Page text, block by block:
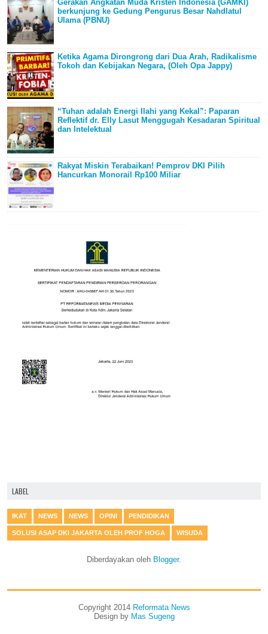
Gerakan Angkatan Muda Kristen Indonesia (GAMKI)
berkunjung ke Gedung Pengurus Besar Nahdlatul
Ulama (PBNU)
Ketika Agama Dirongrong dari Dua Arah, Radikalisme
Tokoh dan Kebijakan Negara, (Oleh Opa Jappy)
“Tuhan adalah Energi Ilahi yang Kekal”: Paparan
Reflektif dr. Elly Lasut Menggugah Kesadaran Spiritual
dan Intelektual
Rakyat Miskin Terabaikan! Pemprov DKI Pilih
Hancurkan Monorail Rp100 Miliar
LABEL
IKAT NEWS NEWS OPINI PENDIDIKAN
SOLUSI ASAP DKI JAKARTA OLEH PROF HOGA WISUDA
Diberdayakan oleh Blogger.
Copyright 2014 Reformata News
Design by Mas Sugeng